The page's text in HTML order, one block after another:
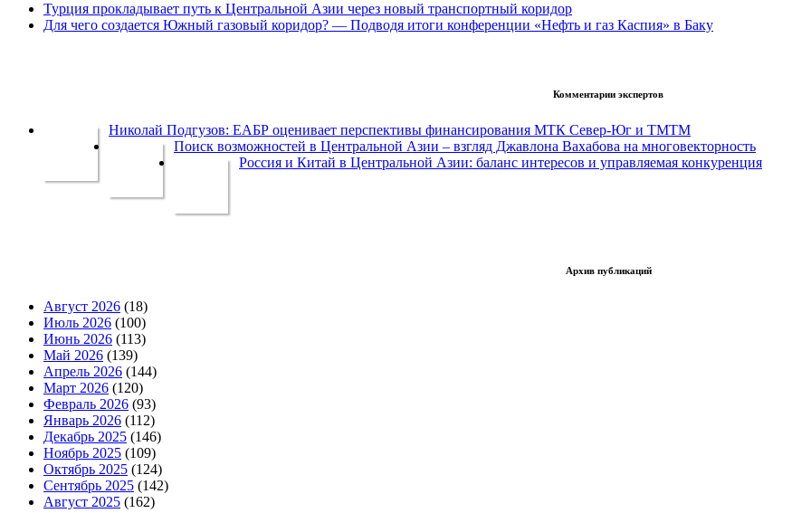
Турция прокладывает путь к Центральной Азии через новый транспортный коридор
Для чего создается Южный газовый коридор? — Подводя итоги конференции «Нефть и газ Каспия» в Баку
Комментарии экспертов
Николай Подгузов: ЕАБР оценивает перспективы финансирования МТК Север-Юг и ТМТМ
Поиск возможностей в Центральной Азии – взгляд Джавлона Вахабова на многовекторность
Россия и Китай в Центральной Азии: баланс интересов и управляемая конкуренция
Архив публикаций
Август 2026 (18)
Июль 2026 (100)
Июнь 2026 (113)
Май 2026 (139)
Апрель 2026 (144)
Март 2026 (120)
Февраль 2026 (93)
Январь 2026 (112)
Декабрь 2025 (146)
Ноябрь 2025 (109)
Октябрь 2025 (124)
Сентябрь 2025 (142)
Август 2025 (162)